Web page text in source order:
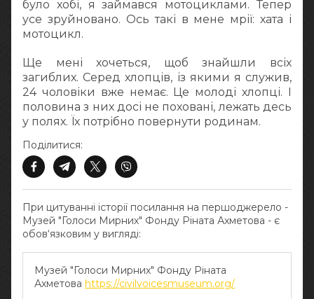
було хобі, я займався мотоциклами. Тепер
усе зруйновано. Ось такі в мене мрії: хата і
мотоцикл.
Ще мені хочеться, щоб знайшли всіх
загиблих. Серед хлопців, із якими я служив,
24 чоловіки вже немає. Це молоді хлопці. І
половина з них досі не поховані, лежать десь
у полях. Їх потрібно повернути родинам.
При цитуванні історії посилання на першоджерело -
Музей "Голоси Мирних" Фонду Ріната Ахметова - є
обов‘язковим у вигляді:
Музей "Голоси Мирних" Фонду Ріната
Ахметова https://civilvoicesmuseum.org/
Поділитися: